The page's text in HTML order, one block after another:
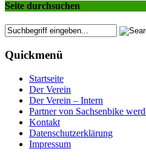
Seite durchsuchen
Quickmenü
Startseite
Der Verein
Der Verein – Intern
Partner von Sachsenbike
Kontakt
Datenschutzerklärung
Impressum